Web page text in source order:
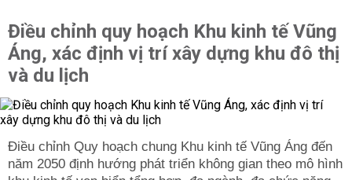
Điều chỉnh quy hoạch Khu kinh tế Vũng
Áng, xác định vị trí xây dựng khu đô thị
và du lịch
Điều chỉnh Quy hoạch chung Khu kinh tế Vũng Áng đến
năm 2050 định hướng phát triển không gian theo mô hình